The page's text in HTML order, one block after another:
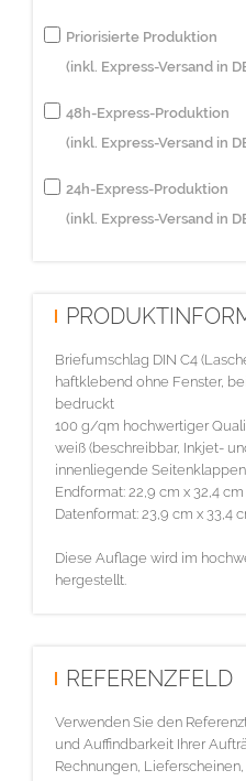
Priorisierte Produktion
(inkl. Express-Versand in
48h-Express-Produktion
(inkl. Express-Versand in
24h-Express-Produktion
(inkl. Express-Versand in
Briefumschlag DIN C4
haftklebend ohne Fenster,
bedruckt
100 g/qm hochwertiger
weiß (beschreibbar, Inkjet-
innenliegende Seitenklappen
Endformat: 22,9 cm x 32,4 cm
Datenformat: 23,9 cm x 33,4
Diese Auflage wird im
hergestellt.
REFERENZFELD
Verwenden Sie den
und Auffindbarkeit Ihrer
Rechnungen, Lieferscheinen,